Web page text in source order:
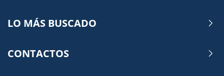
LO MÁS BUSCADO
CONTACTOS